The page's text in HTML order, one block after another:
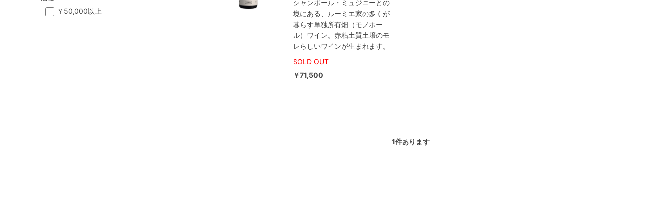
￥50,000以上
シャンボール・ミュジニーとの
境にある、ルーミエ家の多くが
暮らす単独所有畑（モノポー
ル）ワイン。赤粘土質土壌のモ
レらしいワインが生まれます。
SOLD OUT
￥71,500
1件あります